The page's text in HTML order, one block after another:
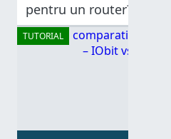
pentru un router? Este
standard pentru rețele
succesorul
TUTORIAL